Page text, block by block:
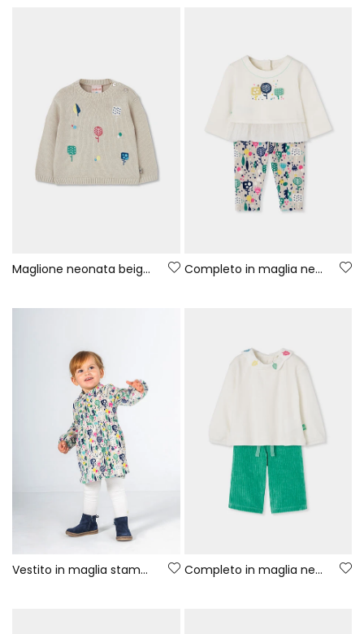
Maglione neonata beige ricamato con alberi Completo in maglia neonata bambina bianco stampato alberi
Vestito in maglia stampata alberi multicolore neonato Completo in maglia neonata bianco ricamato foglie